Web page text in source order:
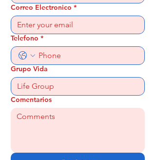
Correo Electronico *
Telefono *
Grupo Vida
Comentarios